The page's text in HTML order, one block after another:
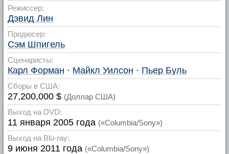
Режиссер:
Дэвид Лин
Продюсер:
Сэм Шпигель
Сценаристы:
Карл Форман · Майкл Уилсон · Пьер Буль
Сборы в США:
27,200,000 $ (Доллар США)
Выход на DVD:
11 января 2005 года («Columbia/Sony»)
Выход на Blu-ray:
9 июня 2011 года («Columbia/Sony»)